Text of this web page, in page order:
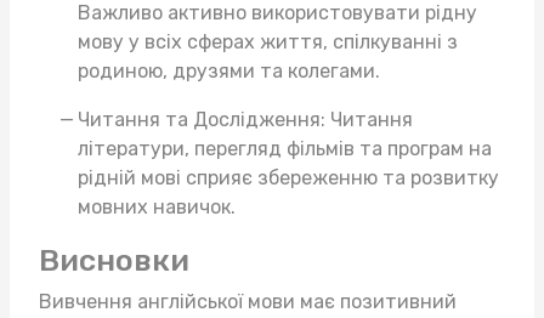
Важливо активно використовувати рідну
мову у всіх сферах життя, спілкуванні з
родиною, друзями та колегами.
Читання та Дослідження: Читання
літератури, перегляд фільмів та програм на
рідній мові сприяє збереженню та розвитку
мовних навичок.
Висновки
Вивчення англійської мови має позитивний